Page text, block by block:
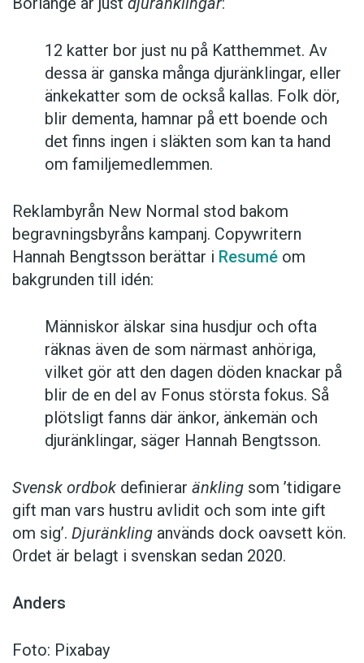
12 katter bor just nu på Katthemmet. Av
dessa är ganska många djuränklingar, eller
änkekatter som de också kallas. Folk dör,
blir dementa, hamnar på ett boende och
det finns ingen i släkten som kan ta hand
om familjemedlemmen.
Reklambyrån New Normal stod bakom
begravningsbyråns kampanj. Copywritern
Hannah Bengtsson berättar i Resumé om
bakgrunden till idén:
Människor älskar sina husdjur och ofta
räknas även de som närmast anhöriga,
vilket gör att den dagen döden knackar på
blir de en del av Fonus största fokus. Så
plötsligt fanns där änkor, änkemän och
djuränklingar, säger Hannah Bengtsson.
Svensk ordbok definierar änkling som ’tidigare
gift man vars hustru av­lidit och som inte gift
om sig’. Djuränkling används dock oavsett kön.
Ordet är belagt i svenskan sedan 2020.
Anders
Foto: Pixabay